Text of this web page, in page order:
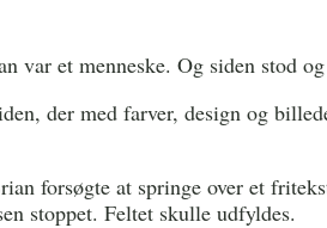
et menneske. Og siden stod
der med farver, design og
forsøgte at springe over et
stoppet. Feltet skulle udfyldes.